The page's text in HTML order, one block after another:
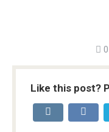
0
Like this post?